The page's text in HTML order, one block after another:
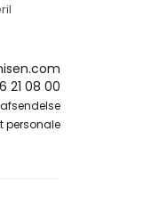
21 08 00
personale